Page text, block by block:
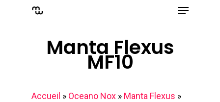
Menu
Manta Flexus
MF10
Accueil » Oceano Nox » Manta Flexus »